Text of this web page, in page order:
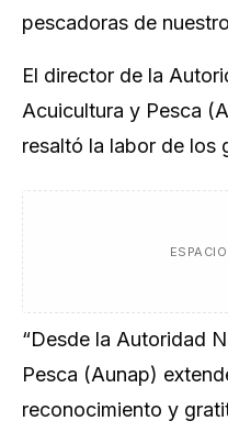
pescadoras de
El director de la
Acuicultura y Pesca
resaltó la labor de los
“Desde la Autoridad
Pesca (Aunap)
reconocimiento y